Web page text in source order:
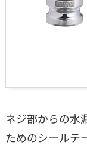
ネジ部からの水
ためのシールテ